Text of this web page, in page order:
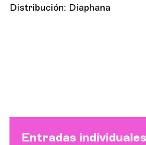
Distribución: Diaphana
Entradas